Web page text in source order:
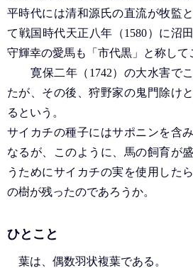
平時代には清和源氏の直流が牧監
て戦国時代天正八年（1580）に沼
守輝幸の愛馬も「市代黒」と称して
寛保二年（1742）の大水害でこ
たが、その後、狩野家の鬼門除け
るという。
サイカチの種子にはサポニンを含
なるが、このように、馬の飼育が
うためにサイカチの実を使用した
の樹が残ったのであろうか。
ひとこと
葉は、偶数羽状複葉である。